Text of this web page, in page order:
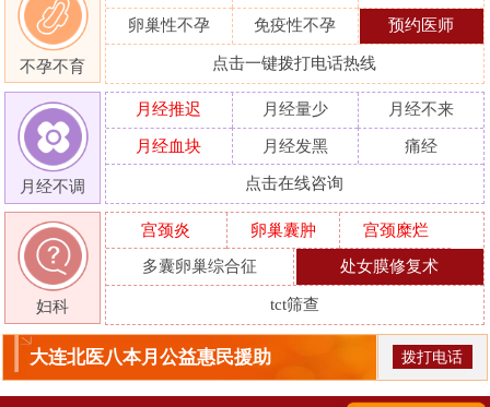
不孕不育
卵巢性不孕
免疫性不孕 预约医师
点击一键拨打电话热线
月经不调
月经推迟 月经量少
月经不来
月经血块
月经发黑 痛经
点击在线咨询
妇科
宫颈炎 卵巢囊肿
宫颈糜烂
多囊卵巢综合征
处女膜修复术
tct筛查
大连北医八本月公益惠民援助 拨打电话